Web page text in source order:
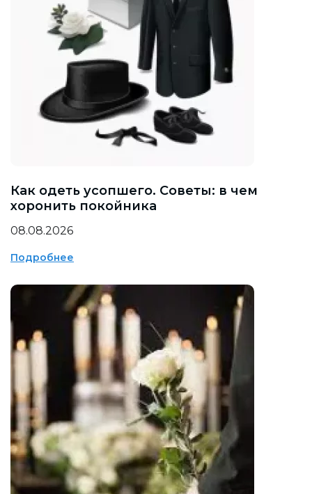
Как одеть усопшего. Советы: в чем
хоронить покойника
08.08.2026
Подробнее